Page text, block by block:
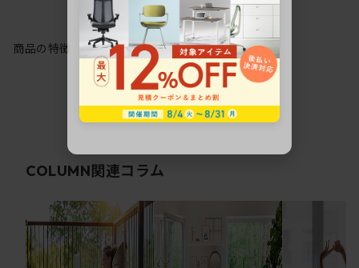
商品の特徴
COLUMN関連コラム